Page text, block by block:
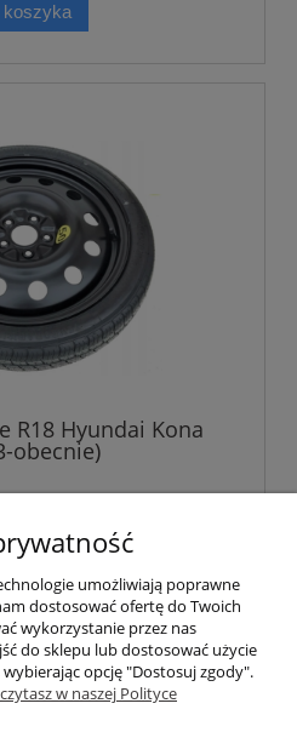
koszyka
R18 Hyundai Kona
obecnie)
koszyka umożliwiają poprawne
dostosować ofertę do Twoich
wykorzystanie przez nas
do sklepu lub dostosować użycie
opcję "Dostosuj zgody".
w naszej Polityce